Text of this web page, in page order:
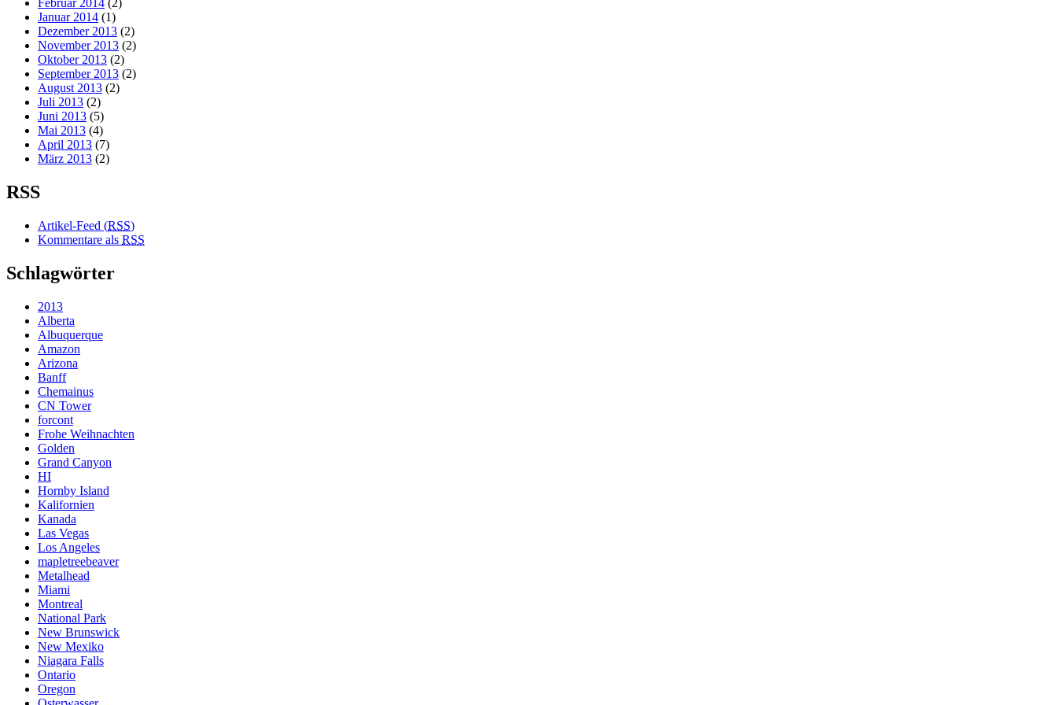
Februar 2014 (2)
Januar 2014 (1)
Dezember 2013 (2)
November 2013 (2)
Oktober 2013 (2)
September 2013 (2)
August 2013 (2)
Juli 2013 (2)
Juni 2013 (5)
Mai 2013 (4)
April 2013 (7)
März 2013 (2)
RSS
Artikel-Feed (RSS)
Kommentare als RSS
Schlagwörter
2013
Alberta
Albuquerque
Amazon
Arizona
Banff
Chemainus
CN Tower
forcont
Frohe Weihnachten
Golden
Grand Canyon
HI
Hornby Island
Kalifornien
Kanada
Las Vegas
Los Angeles
mapletreebeaver
Metalhead
Miami
Montreal
National Park
New Brunswick
New Mexiko
Niagara Falls
Ontario
Oregon